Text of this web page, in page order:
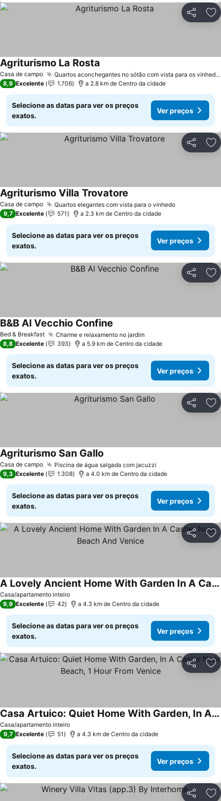
Partilhar
Casa de campo Quartos aconchegantes no sótão com vista para os vinhedos
Agriturismo La Rosta
8,9 Excelente 1.706 a 2.8 km de Centro da cidade
Selecione as datas para ver os preços
exatos.
Ver preços
Partilhar
Casa de campo Quartos elegantes com vista para o vinhedoVer preços
Agriturismo Villa Trovatore
9,7 Excelente 571 a 2.3 km de Centro da cidade
Selecione as datas para ver os preços
exatos.
Ver preços
Partilhar
Bed & Breakfast Charme e relaxamento no jardimVer preços
B&B Al Vecchio Confine
8,8 Excelente 393 a 5.9 km de Centro da cidade
Selecione as datas para ver os preços
exatos.
Ver preços
Partilhar
Casa de campo Piscina de água salgada com jacuzzi
Agriturismo San Gallo
9,3 Excelente 1.308 a 4.0 km de Centro da cidade
Selecione as datas para ver os preços
exatos.
Ver preços
Partilhar
Casa/apartamento inteiro
A Lovely Ancient Home With Garden In A Castle, Near Beach And Venice
Ver preços
9,9 Excelente 42 a 4.3 km de Centro da cidade
Selecione as datas para ver os preços
exatos.
Ver preços
Partilhar
Casa/apartamento inteiro
Casa Artuico: Quiet Home With Garden, In A Castle Near Beach, 1 Hour From Venice
Ver preços
9,7 Excelente 51 a 4.3 km de Centro da cidade
Selecione as datas para ver os preços
exatos.
Ver preços
Partilhar